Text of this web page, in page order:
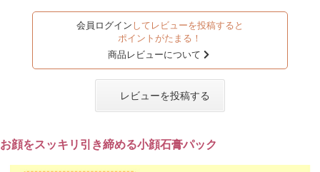
会員ログイン してレビューを投稿すると
ポイントがたまる！
商品レビューについて
レビューを投稿する
お顔をスッキリ引き締める小顔石膏パック